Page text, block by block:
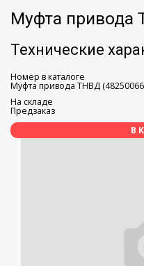
Муфта привода
Технические
Номер в каталоге
Муфта привода ТНВД
На складе
Предзаказ
В